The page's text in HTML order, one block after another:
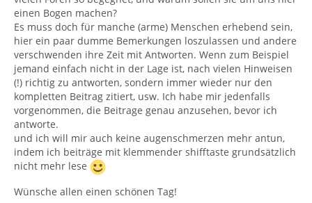
einen Bogen machen?
Es muss doch für manche (arme) Menschen erhebend sein,
hier ein paar dumme Bemerkungen loszulassen und andere
verschwenden ihre Zeit mit Antworten. Wenn zum Beispiel
jemand einfach nicht in der Lage ist, nach vielen Hinweisen
(!) richtig zu antworten, sondern immer wieder nur den
kompletten Beitrag zitiert, usw. Ich habe mir jedenfalls
vorgenommen, die Beitrage genau anzusehen, bevor ich
antworte.
und ich will mir auch keine augenschmerzen mehr antun,
indem ich beiträge mit klemmender shifftaste grundsätzlich
nicht mehr lese
Wünsche allen einen schönen Tag!